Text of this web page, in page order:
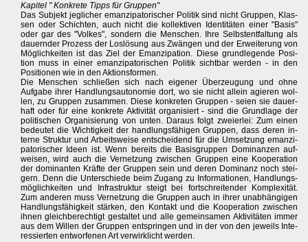
Kapitel " Konkrete Tipps für Gruppen"
Das Subjekt jeglicher emanzipatorischer Politik sind nicht Gruppen, Klas-
sen oder Schichten, auch nicht die kollektiven Identitäten einer "Basis"
oder gar des "Volkes", sondern die Menschen. Ihre Selbstentfaltung als
dauernder Prozess der Loslösung aus Zwängen und der Erweiterung von
Möglichkeiten ist das Ziel der Emanzipation. Diese grundlegende Posi-
tion muss in einer emanzipatorischen Politik sichtbar werden - in den
Positionen wie in den Aktionsformen.
Die Menschen schließen sich nach eigener Überzeugung und ohne
Aufgabe ihrer Handlungsautonomie dort, wo sie nicht allein agieren wol-
len, zu Gruppen zusammen. Diese konkreten Gruppen - seien sie dauer-
haft oder für eine konkrete Aktivität organisiert - sind die Grundlage der
politischen Organisierung von unten. Daraus folgt zweierlei: Zum einen
bedeutet die Wichtigkeit der handlungsfähigen Gruppen, dass deren in-
terne Struktur und Arbeitsweise entscheidend für die Umsetzung emanzi-
patorischer Ideen ist. Wenn bereits die Basisgruppen Dominanzen auf-
weisen, wird auch die Vernetzung zwischen Gruppen eine Kooperation
der dominanten Kräfte der Gruppen sein und deren Dominanz noch stei-
gern. Denn die Unterschiede beim Zugang zu Informationen, Handlungs-
möglichkeiten und Infrastruktur steigt bei fortschreitender Komplexität.
Zum anderen muss Vernetzung die Gruppen auch in ihrer unabhängigen
Handlungsfähigkeit stärken, den Kontakt und die Kooperation zwischen
ihnen gleichberechtigt gestaltet und alle gemeinsamen Aktivitäten immer
aus dem Willen der Gruppen entspringen und in der von den jeweils Inte-
ressierten entworfenen Art verwirklicht werden.